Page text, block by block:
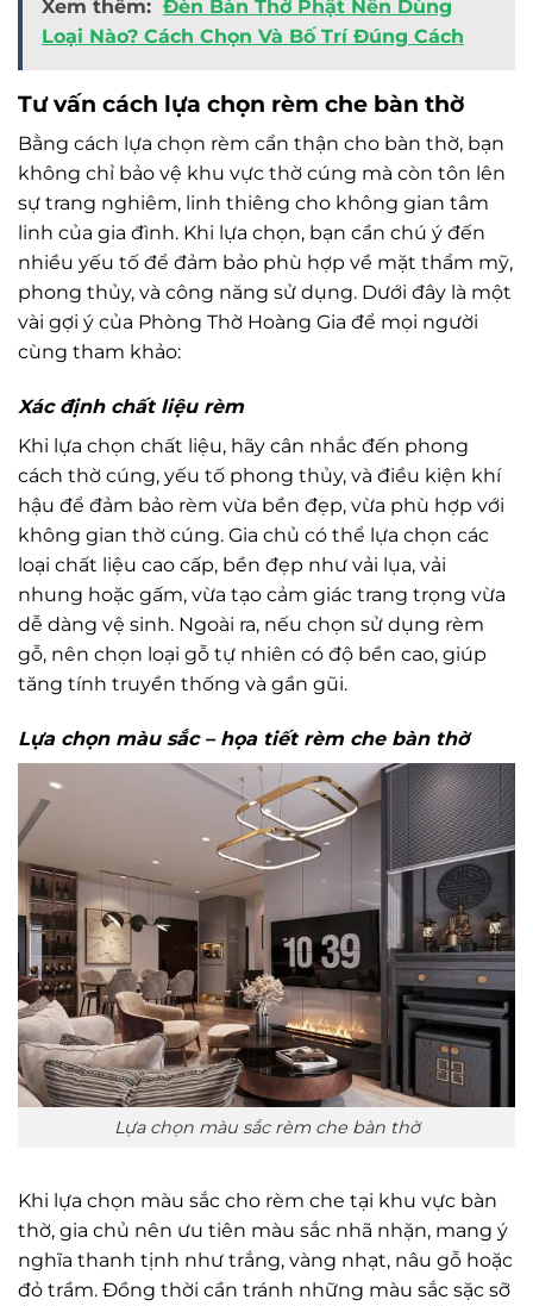
Xem thêm: Đèn Bàn Thờ Phật Nên Dùng
Loại Nào? Cách Chọn Và Bố Trí Đúng Cách
Tư vấn cách lựa chọn rèm che bàn thờ
Bằng cách lựa chọn rèm cẩn thận cho bàn thờ, bạn
không chỉ bảo vệ khu vực thờ cúng mà còn tôn lên
sự trang nghiêm, linh thiêng cho không gian tâm
linh của gia đình. Khi lựa chọn, bạn cần chú ý đến
nhiều yếu tố để đảm bảo phù hợp về mặt thẩm mỹ,
phong thủy, và công năng sử dụng. Dưới đây là một
vài gợi ý của Phòng Thờ Hoàng Gia để mọi người
cùng tham khảo:
Xác định chất liệu rèm
Khi lựa chọn chất liệu, hãy cân nhắc đến phong
cách thờ cúng, yếu tố phong thủy, và điều kiện khí
hậu để đảm bảo rèm vừa bền đẹp, vừa phù hợp với
không gian thờ cúng. Gia chủ có thể lựa chọn các
loại chất liệu cao cấp, bền đẹp như vải lụa, vải
nhung hoặc gấm, vừa tạo cảm giác trang trọng vừa
dễ dàng vệ sinh. Ngoài ra, nếu chọn sử dụng rèm
gỗ, nên chọn loại gỗ tự nhiên có độ bền cao, giúp
tăng tính truyền thống và gần gũi.
Lựa chọn màu sắc – họa tiết rèm che bàn thờ
Lựa chọn màu sắc rèm che bàn thờ
Khi lựa chọn màu sắc cho rèm che tại khu vực bàn
thờ, gia chủ nên ưu tiên màu sắc nhã nhặn, mang ý
nghĩa thanh tịnh như trắng, vàng nhạt, nâu gỗ hoặc
đỏ trầm. Đồng thời cần tránh những màu sắc sặc sỡ